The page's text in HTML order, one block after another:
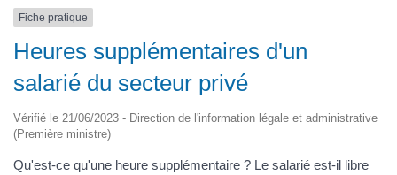
Fiche pratique
Heures supplémentaires d'un
salarié du secteur privé
Vérifié le 21/06/2023 - Direction de l'information légale et administrative
(Première ministre)
Qu'est-ce qu'une heure supplémentaire ? Le salarié est-il libre